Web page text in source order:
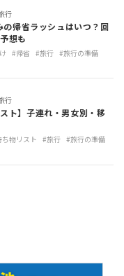
行
の帰省ラッシュはいつ？回
想も
#帰省 #旅行 #旅行の準備
行
ト】子連れ・男女別・移
ち物リスト #旅行 #旅行の準備